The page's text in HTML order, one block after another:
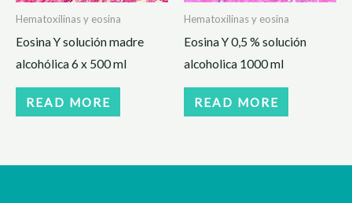
Hematoxilinas y eosina
Eosina Y solución madre
alcohólica 6 x 500 ml
READ MORE
Hematoxilinas y eosina
Eosina Y 0,5 % solución
alcoholica 1000 ml
READ MORE